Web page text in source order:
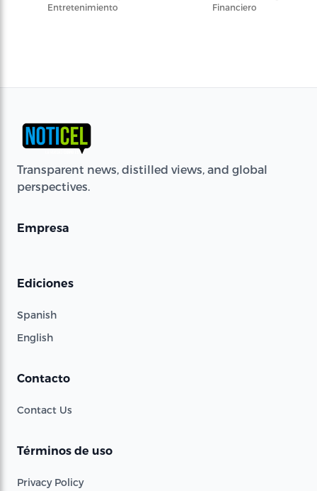
Entretenimiento
Financiero
Transparent news, distilled views, and global
perspectives.
Empresa
Ediciones
Spanish
English
Contacto
Contact Us
Términos de uso
Privacy Policy